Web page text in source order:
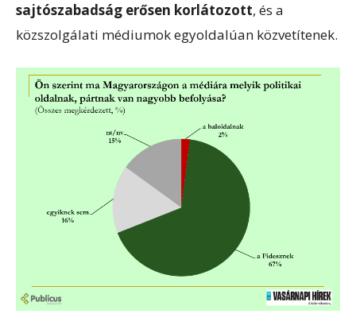
sajtószabadság erősen korlátozott, és a
közszolgálati médiumok egyoldalúan közvetítenek.